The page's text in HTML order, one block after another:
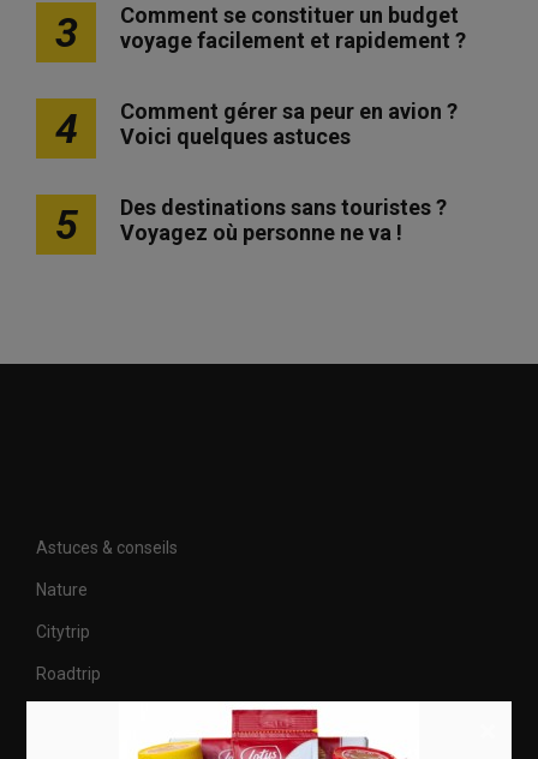
3
Comment se constituer un budget
voyage facilement et rapidement ?
4
Comment gérer sa peur en avion ?
Voici quelques astuces
5
Des destinations sans touristes ?
Voyagez où personne ne va !
Astuces & conseils
Nature
Citytrip
Roadtrip